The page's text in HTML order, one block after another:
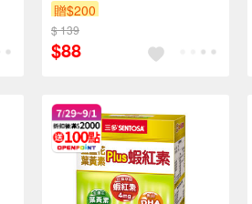
贈$200
$ 139
$88